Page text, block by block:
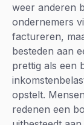
weer anderen
ondernemers
factureren,
besteden aan
prettig als een
opstelt.
redenen een